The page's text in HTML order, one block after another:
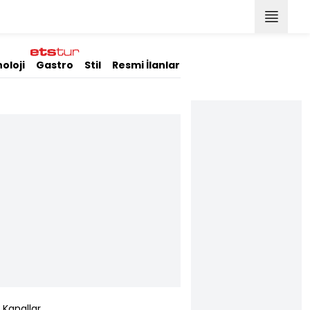
Gastro Stil Resmi İlanlar